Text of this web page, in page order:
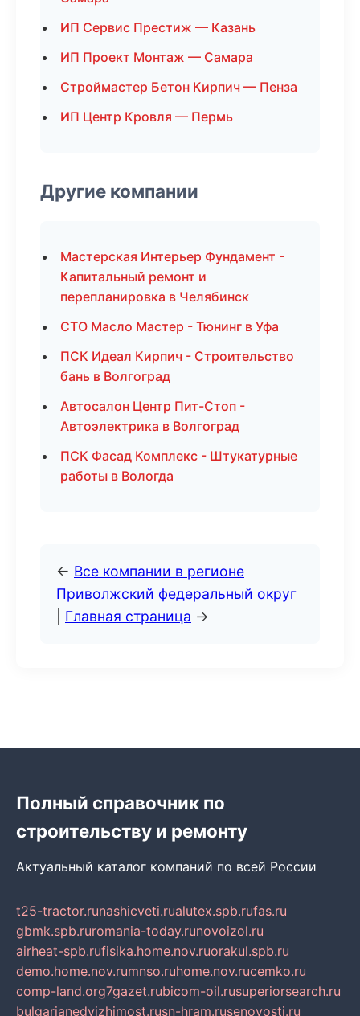
ИП Сервис Престиж — Казань
ИП Проект Монтаж — Самара
Строймастер Бетон Кирпич — Пенза
ИП Центр Кровля — Пермь
Другие компании
Мастерская Интерьер Фундамент -
Капитальный ремонт и
перепланировка в Челябинск
СТО Масло Мастер - Тюнинг в Уфа
ПСК Идеал Кирпич - Строительство
бань в Волгоград
Автосалон Центр Пит-Стоп -
Автоэлектрика в Волгоград
ПСК Фасад Комплекс - Штукатурные
работы в Вологда
← Все компании в регионе
Приволжский федеральный округ
Главная страница →
Полный справочник по
строительству и ремонту
Актуальный каталог компаний по всей России
t25-tractor.runashicveti.rualutex.spb.rufas.ru
gbmk.spb.ruromania-today.runovoizol.ru
airheat-spb.rufisika.home.nov.ruorakul.spb.ru
demo.home.nov.rumnso.ruhome.nov.rucemko.ru
comp-land.org7gazet.rubicom-oil.rusuperiorsearch.ru
bulgarianedvizhimost.rusn-hram.rusenovosti.ru